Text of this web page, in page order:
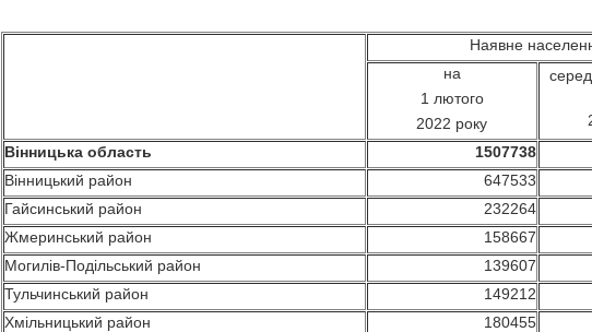
Наявне
на
1 лютого
2022 року
Вінницька область
1507738
Вінницький район
647533
Гайсинський район
232264
Жмеринський район
158667
Могилів-Подільський район
139607
Тульчинський район
149212
Хмільницький район
180455
1 січня
Вінницький район
647967
м.Вінниця
369740
Гайсинський район
232648
Жмеринський район
158914
Могилів-Подільський район
139827
Тульчинський район
149429
Хмільницький район
180730